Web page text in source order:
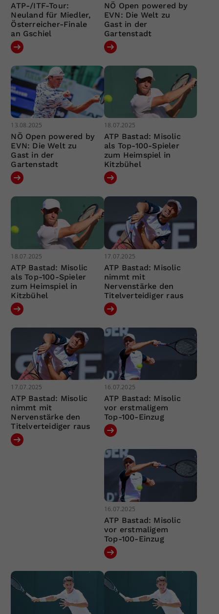
ATP-/ITF-Tour:
Neuland für Miedler,
Österreicher-Finale
an Gschiel
NÖ Open powered by
EVN: Die Welt zu
Gast in der
Gartenstadt
13.08.2025
NÖ Open powered by
EVN: Die Welt zu
Gast in der
Gartenstadt
18.07.2025
ATP Bastad: Misolic
als Top-100-Spieler
zum Heimspiel in
Kitzbühel
18.07.2025
ATP Bastad: Misolic
als Top-100-Spieler
zum Heimspiel in
Kitzbühel
17.07.2025
ATP Bastad: Misolic
nimmt mit
Nervenstärke den
Titelverteidiger raus
17.07.2025
ATP Bastad: Misolic
nimmt mit
Nervenstärke den
Titelverteidiger raus
16.07.2025
ATP Bastad: Misolic
vor erstmaligem
Top-100-Einzug
16.07.2025
ATP Bastad: Misolic
vor erstmaligem
Top-100-Einzug